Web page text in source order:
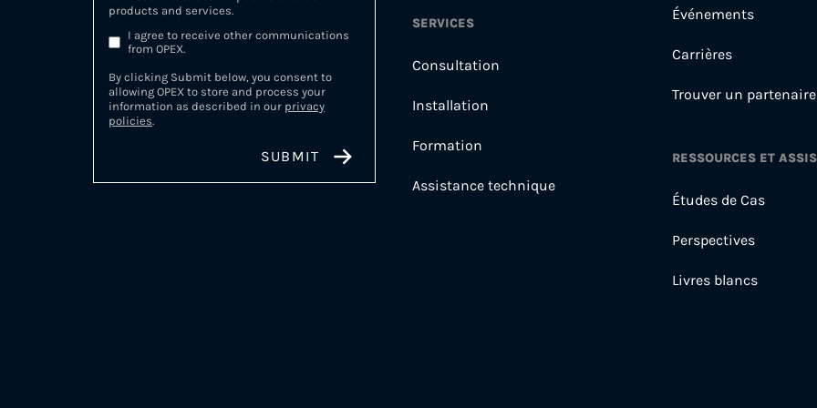
products and services.
I agree to receive other communications
from OPEX.
By clicking Submit below, you consent to
allowing OPEX to store and process your
information as described in our privacy
policies.
SERVICES
Consultation
Installation
Formation
Assistance technique
Événements
Carrières
Trouver un partenaire
RESSOURCES ET
Études de Cas
Perspectives
Livres blancs